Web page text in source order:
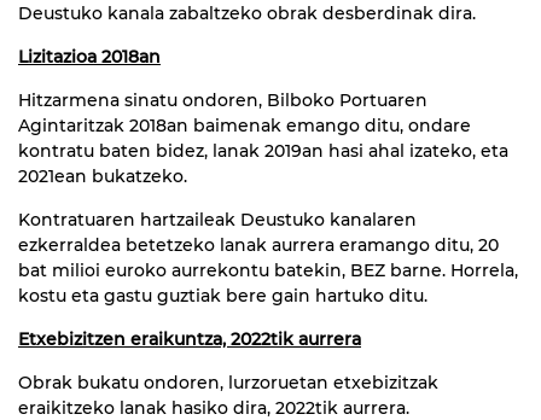
Deustuko kanala zabaltzeko obrak desberdinak dira.
Lizitazioa 2018an
Hitzarmena sinatu ondoren, Bilboko Portuaren
Agintaritzak 2018an baimenak emango ditu, ondare
kontratu baten bidez, lanak 2019an hasi ahal izateko, eta
2021ean bukatzeko.
Kontratuaren hartzaileak Deustuko kanalaren
ezkerraldea betetzeko lanak aurrera eramango ditu, 20
bat milioi euroko aurrekontu batekin, BEZ barne. Horrela,
kostu eta gastu guztiak bere gain hartuko ditu.
Etxebizitzen eraikuntza, 2022tik aurrera
Obrak bukatu ondoren, lurzoruetan etxebizitzak
eraikitzeko lanak hasiko dira, 2022tik aurrera.